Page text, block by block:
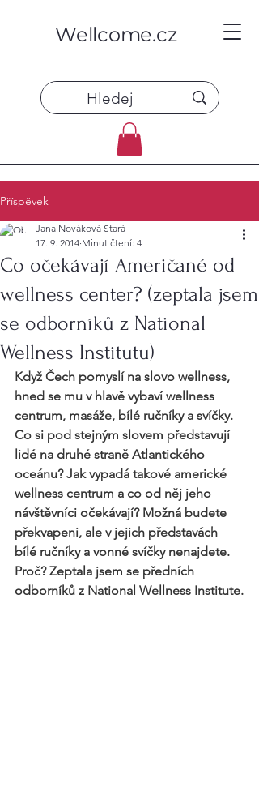
Wellcome.cz
Příspěvek
Co očekávají Američané od
wellness center? (zeptala jsem
se odborníků z National
Wellness Institutu)
Jana Nováková Stará
17. 9. 2014 Minut čtení: 4
Když Čech pomyslí na slovo wellness,
hned se mu v hlavě vybaví wellness
centrum, masáže, bílé ručníky a svíčky.
Co si pod stejným slovem představují
lidé na druhé straně Atlantického
oceánu? Jak vypadá takové americké
wellness centrum a co od něj jeho
návštěvníci očekávají? Možná budete
překvapeni, ale v jejich představách
bílé ručníky a vonné svíčky nenajdete.
Proč? Zeptala jsem se předních
odborníků z National Wellness Institute.